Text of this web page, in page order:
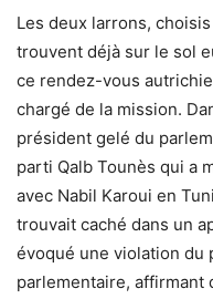
Les deux larrons,
trouvent déjà sur le sol
ce rendez-vous
chargé de la mission.
président gelé du
parti Qalb Tounès qui a
avec Nabil Karoui en
trouvait caché dans un
évoqué une violation du
parlementaire, affirmant